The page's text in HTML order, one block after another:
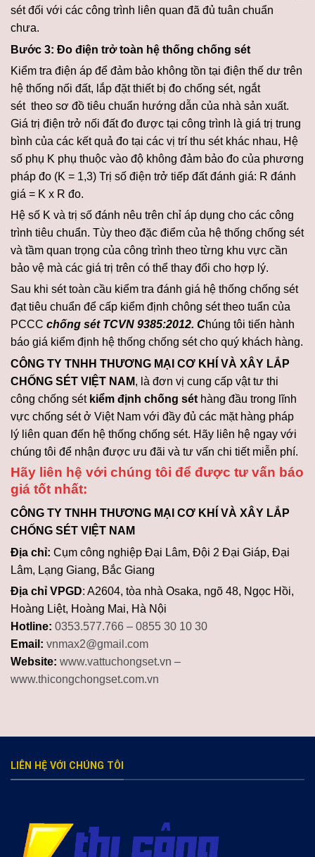
sét đối với các công trình liên quan đã đủ tuân chuẩn
chưa.
Bước 3: Đo điện trở toàn hệ thống chống sét
Kiểm tra điện áp để đảm bảo không tồn tại điện thế dư trên
hệ thống nối đất, lắp đặt thiết bị đo chống sét, ngắt
sét theo sơ đồ tiêu chuẩn hướng dẫn của nhà sản xuất.
Giá trị điện trở nối đất đo được tại công trình là giá trị trung
bình của các kết quả đo tại các vị trí thu sét khác nhau, Hệ
số phụ K phụ thuộc vào độ không đảm bảo đo của phương
pháp đo (K = 1,3) Trị số điện trở tiếp đất đánh giá: R đánh
giá = K x R đo.
Hệ số K và trị số đánh nêu trên chỉ áp dụng cho các công
trình tiêu chuẩn. Tùy theo đặc điểm của hệ thống chống sét
và tầm quan trọng của công trình theo từng khu vực cần
bảo vệ mà các giá trị trên có thể thay đổi cho hợp lý.
Sau khi sét toàn cầu kiểm tra đánh giá hệ thống chống sét
đạt tiêu chuẩn để cấp kiểm định chông sét theo tuẩn của
PCCC chống sét TCVN 9385:2012. Chúng tôi tiến hành
báo giá kiểm định hệ thống chống sét cho quý khách hàng.
CÔNG TY TNHH THƯƠNG MẠI CƠ KHÍ VÀ XÂY LẮP
CHỐNG SÉT VIỆT NAM, là đơn vị cung cấp vật tư thi
công chống sét kiểm định chống sét hàng đầu trong lĩnh
vực chống sét ở Việt Nam với đầy đủ các mặt hàng pháp
lý liên quan đến hệ thống chống sét. Hãy liên hệ ngay với
chúng tôi để nhận được ưu đãi và tư vấn chi tiết miễn phí.
Hãy liên hệ với chúng tôi để được tư vấn báo
giá tốt nhất:
CÔNG TY TNHH THƯƠNG MẠI CƠ KHÍ VÀ XÂY LẮP
CHỐNG SÉT VIỆT NAM
Địa chỉ: Cụm công nghiệp Đại Lâm, Đội 2 Đại Giáp, Đại
Lâm, Lạng Giang, Bắc Giang
Địa chỉ VPGD: A2604, tòa nhà Osaka, ngõ 48, Ngọc Hồi,
Hoàng Liệt, Hoàng Mai, Hà Nội
Hotline: 0353.577.766 – 0855 30 10 30
Email: vnmax2@gmail.com
Website: www.vattuchongset.vn –
www.thicongchongset.com.vn
LIÊN HỆ VỚI CHÚNG TÔI